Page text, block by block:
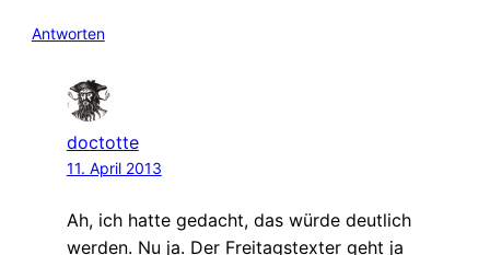
Antworten
doctotte
11. April 2013
Ah, ich hatte gedacht, das würde deutlich
werden. Nu ja. Der Freitagstexter geht ja